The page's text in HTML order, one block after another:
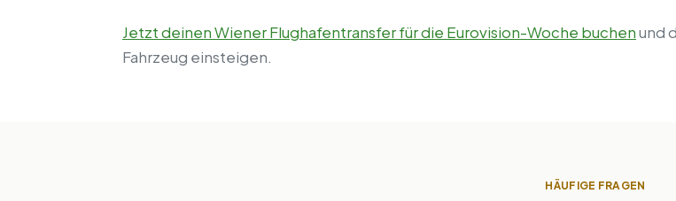
Jetzt deinen Wiener Flughafentransfer für die Eurovision-Woche buchenund
Fahrzeug einsteigen.
HÄUFIGE FRAGEN